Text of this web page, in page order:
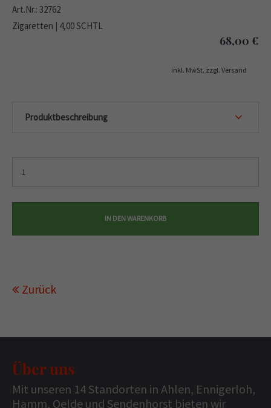
Art.Nr.: 32762
Zigaretten | 4,00 SCHTL
68,00 €
inkl. MwSt. zzgl. Versand
Produktbeschreibung
Zurück
Über uns
Mit unseren 14 Standorten in Ahlen, Ennigerloh,
Hamm, Oelde und Sendenhorst bieten wir